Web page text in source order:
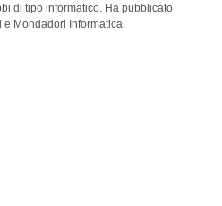
di tipo informatico. Ha pubblicato
e Mondadori Informatica.